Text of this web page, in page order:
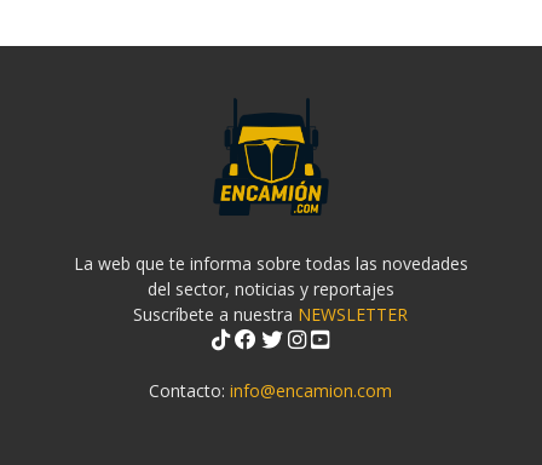
La web que te informa sobre todas las novedades
del sector, noticias y reportajes
Suscríbete a nuestra NEWSLETTER
Contacto:info@encamion.com